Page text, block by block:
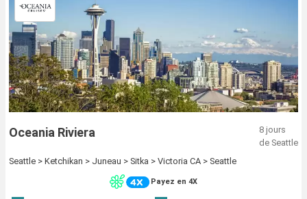
Oceania Riviera
8 jours
de Seattle
Seattle > Ketchikan > Juneau > Sitka > Victoria CA > Seattle
Payez en 4X